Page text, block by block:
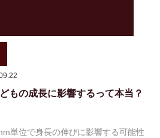
もの成長に影響するって本当？
単位で身長の伸びに影響する可能性